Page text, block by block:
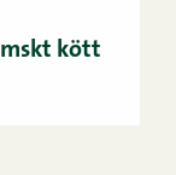
kött